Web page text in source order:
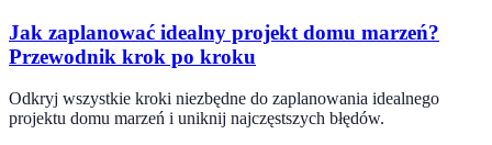
Jak zaplanować idealny projekt domu marzeń?
Przewodnik krok po kroku
Odkryj wszystkie kroki niezbędne do zaplanowania idealnego
projektu domu marzeń i uniknij najczęstszych błędów.